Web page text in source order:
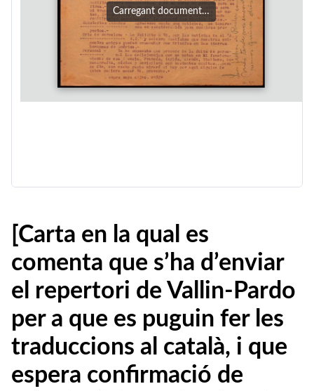
Carregant document…
[Carta en la qual es
comenta que s’ha d’enviar
el repertori de Vallin-Pardo
per a que es puguin fer les
traduccions al català, i que
espera confirmació de